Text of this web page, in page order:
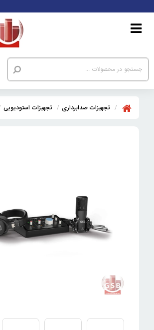
تجهیزات صدابرداری تجهیزات استودیویی